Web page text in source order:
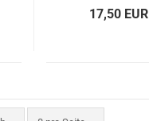
17,50 EUR